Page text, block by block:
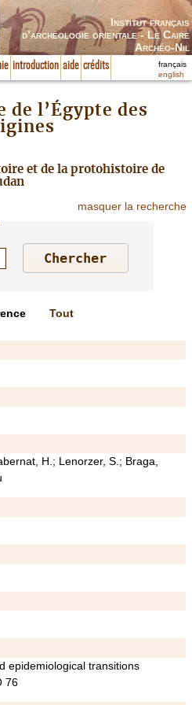
Institut français
d’archéologie orientale - Le Caire
Archéo-Nil
introduction aide crédits
français
english
l’Égypte des
et de la protohistoire de
masquer la recherche
Tout
H.; Lenorzer, S.; Braga,
epidemiological transitions
76